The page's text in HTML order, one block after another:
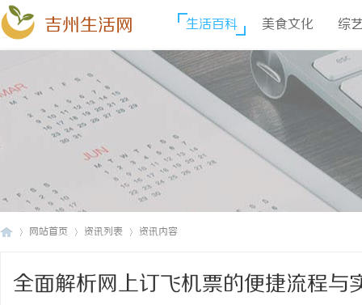
吉州生活网 生活百科 美食文化 综
网站首页 资讯列表 资讯内容
全面解析网上订飞机票的便捷流程与